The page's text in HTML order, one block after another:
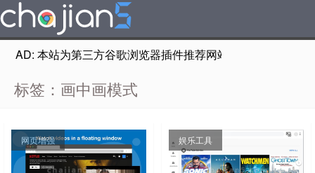
AD: 本站为第三方谷歌浏览器插件推荐网站，非Google
标签：画中画模式
网页增强 娱乐工具